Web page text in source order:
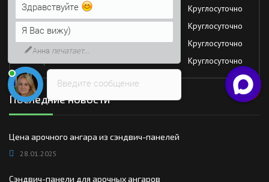
Четверг
Круглосуточно
Пятница
Круглосуточно
Суббота
Круглосуточно
Круглосуточно
Последние новости
Цена арочного ангара из сэндвич-панелей
28.01.2025
Сэндвич-панели для арочных ангаров
Введите сообщение
Здравствуйте
Я Вас вижу)
Анна печатает...